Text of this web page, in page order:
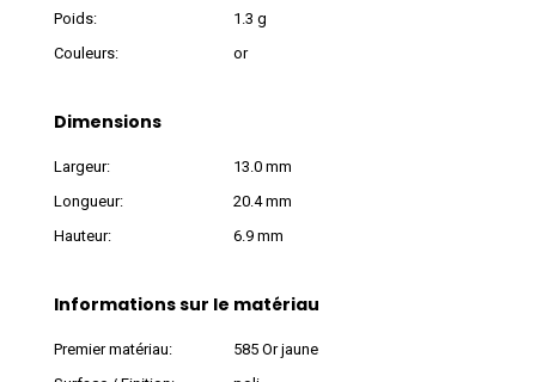
Poids:
1.3 g
Couleurs:
or
Dimensions
Largeur:
13.0 mm
Longueur:
20.4 mm
Hauteur:
6.9 mm
Informations sur le matériau
Premier matériau:
585 Or jaune